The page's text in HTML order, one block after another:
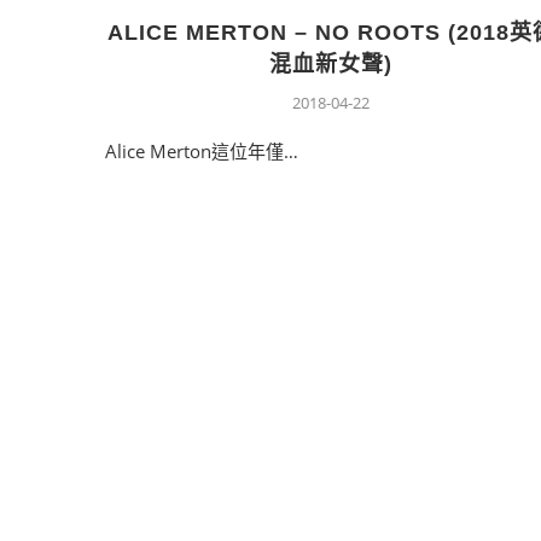
ALICE MERTON – NO ROOTS (2018英
混血新女聲)
2018-04-22
Alice Merton這位年僅…